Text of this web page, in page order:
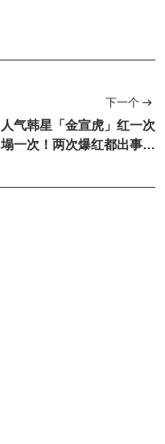
下一个
人气韩星「金宣虎」红一次
塌一次！两次爆红都出事！